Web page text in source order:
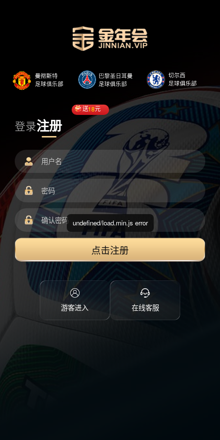
登录注册
送18元
点击注册
游客进入 在线客服
undefined/load.min.js error